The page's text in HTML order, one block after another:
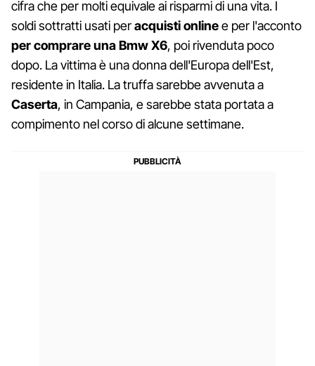
cifra che per molti equivale ai risparmi di una vita. I
soldi sottratti usati peracquisti onlinee per l'acconto
per comprare una Bmw X6, poi rivenduta poco
dopo. La vittima è una donna dell'Europa dell'Est,
residente in Italia. La truffa sarebbe avvenuta a
Caserta, in Campania, e sarebbe stata portata a
compimento nel corso di alcune settimane.